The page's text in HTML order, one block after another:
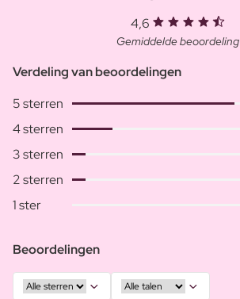
4,6
Gemiddelde beoordeling
Verdeling van beoordelingen
5 sterren
4 sterren
3 sterren
2 sterren
1 ster
Beoordelingen